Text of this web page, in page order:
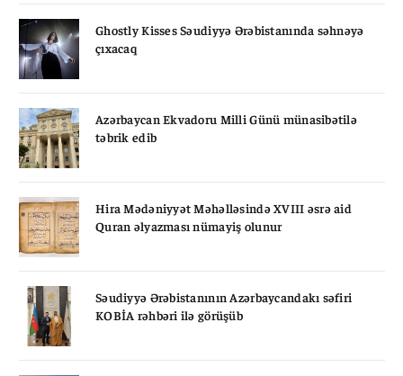
Ghostly Kisses Səudiyyə Ərəbistanında səhnəyə
çıxacaq
Azərbaycan Ekvadoru Milli Günü münasibətilə
təbrik edib
Hira Mədəniyyət Məhəlləsində XVIII əsrə aid
Quran əlyazması nümayiş olunur
Səudiyyə Ərəbistanının Azərbaycandakı səfiri
KOBİA rəhbəri ilə görüşüb